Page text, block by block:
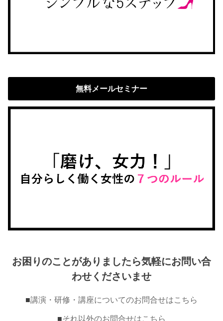
無料メールセミナー
お困りのことがありましたら気軽にお問い合
わせくださいませ
■講演・研修・講座についてのお問合せはこちら
■それ以外のお問合せはこちら